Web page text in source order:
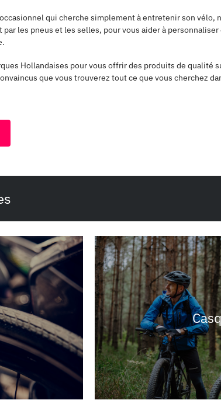
qui cherche simplement à entretenir son vélo,
les pneus et les selles, pour vous aider à
Hollandaises pour vous offrir des produits de qualité
que vous trouverez tout ce que vous cherchez